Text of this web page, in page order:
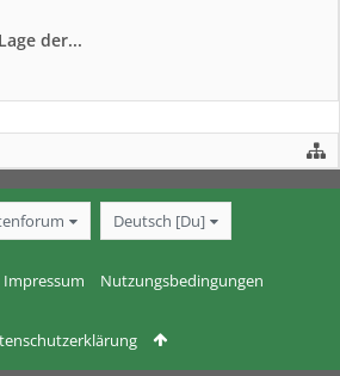
der...
Deutsch [Du]
Impressum Nutzungsbedingungen